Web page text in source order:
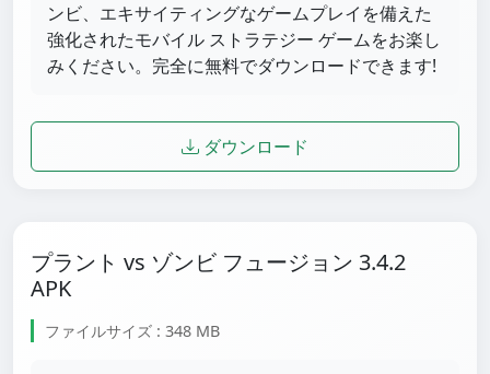
ンビ、エキサイティングなゲームプレイを備えた
強化されたモバイル ストラテジー ゲームをお楽し
みください。完全に無料でダウンロードできます!
ダウンロード
プラント vs ゾンビ フュージョン 3.4.2
APK
ファイルサイズ : 348 MB